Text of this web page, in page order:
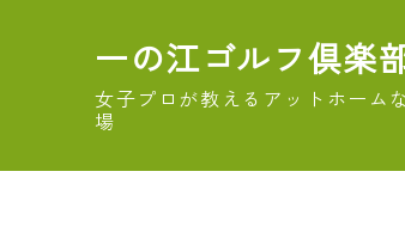
一の江ゴルフ倶楽
女子プロが教えるアットホーム
場